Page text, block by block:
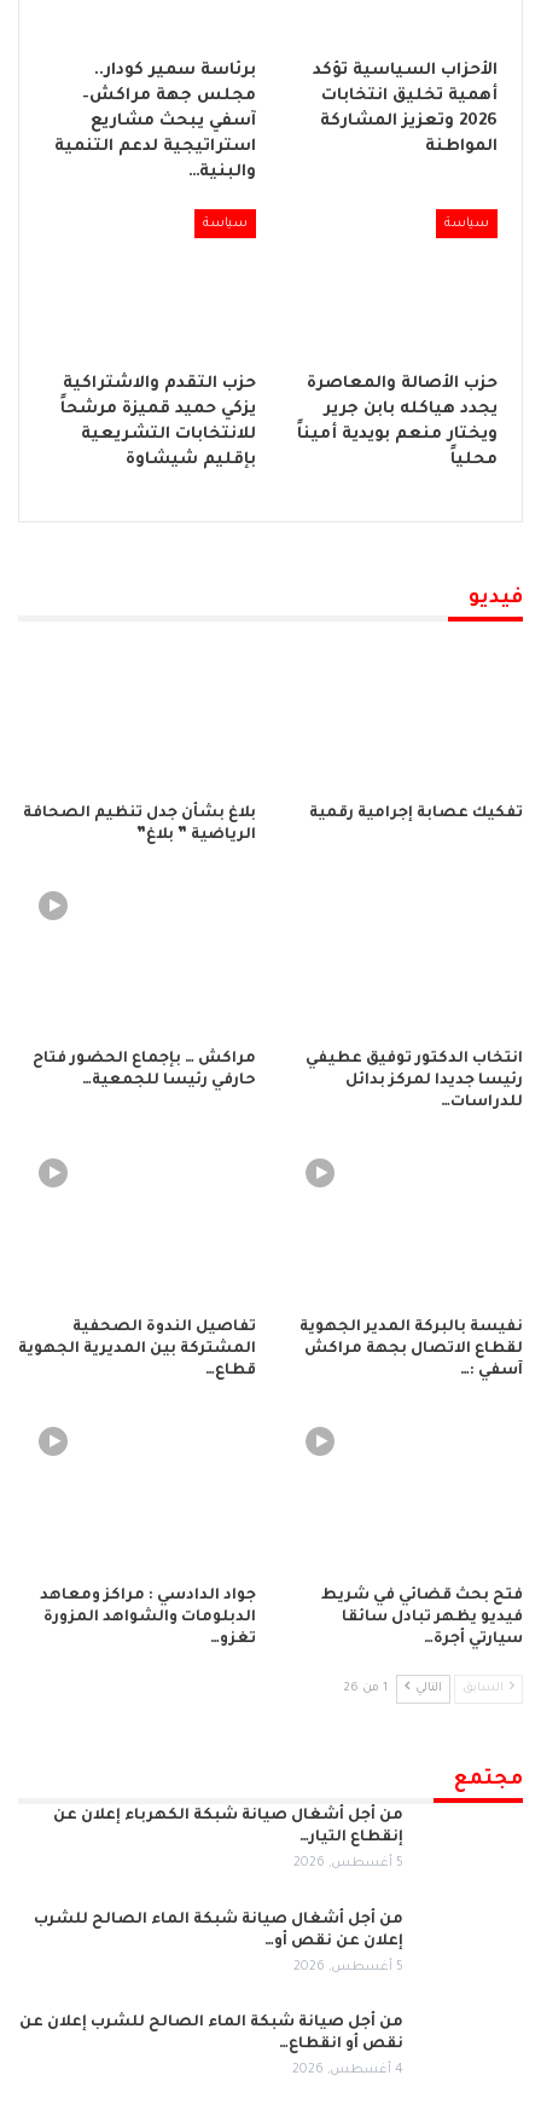
الأحزاب السياسية تؤكد
أهمية تخليق انتخابات
2026 وتعزيز المشاركة
المواطنة
برئاسة سمير كودار..
مجلس جهة مراكش–
آسفي يبحث مشاريع
استراتيجية لدعم التنمية
والبنية…
سياسة
حزب الأصالة والمعاصرة
يجدد هياكله بابن جرير
ويختار منعم بويدية أميناً
محلياً
سياسة
حزب التقدم والاشتراكية
يزكي حميد قميزة مرشحاً
للانتخابات التشريعية
بإقليم شيشاوة
فيديو
تفكيك عصابة إجرامية رقمية
بلاغ بشأن جدل تنظيم الصحافة
الرياضية ” بلاغ”
انتخاب الدكتور توفيق عطيفي
رئيسا جديدا لمركز بدائل
للدراسات…
مراكش … بإجماع الحضور فتاح
حارفي رئيسا للجمعية…
نفيسة بالبركة المدير الجهوية
لقطاع الاتصال بجهة مراكش
آسفي :…
تفاصيل الندوة الصحفية
المشتركة بين المديرية الجهوية
قطاع…
فتح بحث قضائي في شريط
فيديو يظهر تبادل سائقا
سيارتي أجرة…
جواد الدادسي : مراكز ومعاهد
الدبلومات والشواهد المزورة
تغزو…
السابق التالي 1 من 26
مجتمع
من أجل أشغال صيانة شبكة الكهرباء إعلان عن
إنقطاع التيار…
5 أغسطس, 2026
من أجل أشغال صيانة شبكة الماء الصالح للشرب
إعلان عن نقص أو…
5 أغسطس, 2026
من أجل صيانة شبكة الماء الصالح للشرب إعلان عن
نقص أو انقطاع…
4 أغسطس, 2026